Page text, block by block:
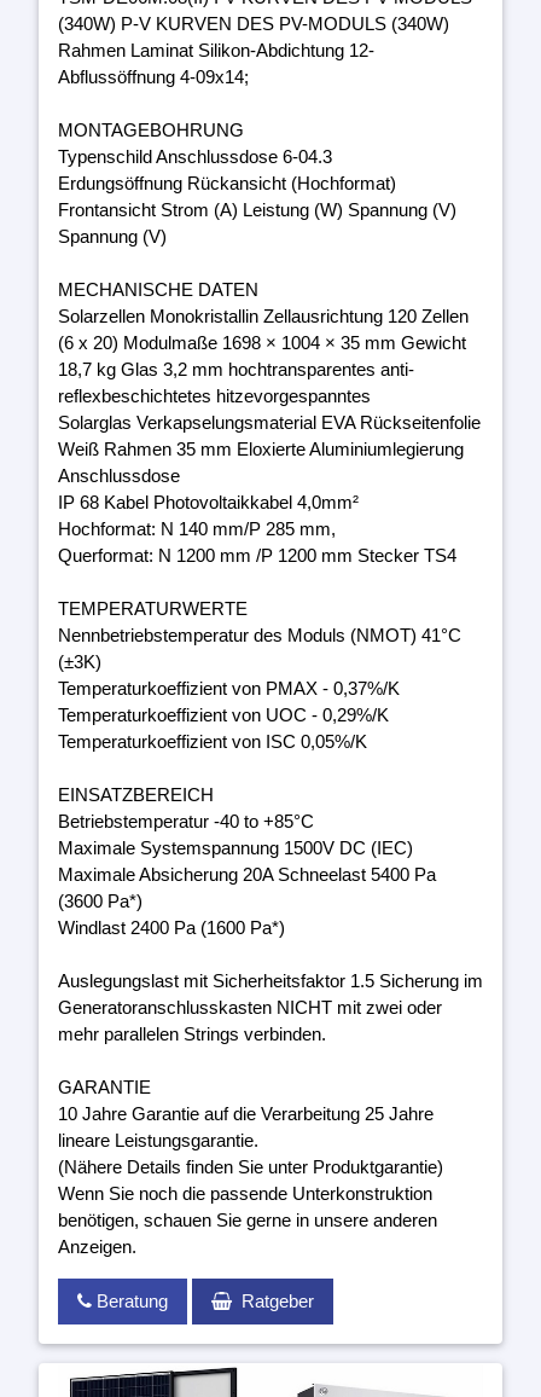
(340W) P-V KURVEN DES PV-MODULS (340W)
Rahmen Laminat Silikon-Abdichtung 12-
Abflussöffnung 4-09x14;
MONTAGEBOHRUNG
Typenschild Anschlussdose 6-04.3
Erdungsöffnung Rückansicht (Hochformat)
Frontansicht Strom (A) Leistung (W) Spannung (V)
Spannung (V)
MECHANISCHE DATEN
Solarzellen Monokristallin Zellausrichtung 120 Zellen
(6 x 20) Modulmaße 1698 × 1004 × 35 mm Gewicht
18,7 kg Glas 3,2 mm hochtransparentes anti-
reflexbeschichtetes hitzevorgespanntes
Solarglas Verkapselungsmaterial EVA Rückseitenfolie
Weiß Rahmen 35 mm Eloxierte Aluminiumlegierung
Anschlussdose
IP 68 Kabel Photovoltaikkabel 4,0mm²
Hochformat: N 140 mm/P 285 mm,
Querformat: N 1200 mm /P 1200 mm Stecker TS4
TEMPERATURWERTE
Nennbetriebstemperatur des Moduls (NMOT) 41°C
(±3K)
Temperaturkoeffizient von PMAX - 0,37%/K
Temperaturkoeffizient von UOC - 0,29%/K
Temperaturkoeffizient von ISC 0,05%/K
EINSATZBEREICH
Betriebstemperatur -40 to +85°C
Maximale Systemspannung 1500V DC (IEC)
Maximale Absicherung 20A Schneelast 5400 Pa
(3600 Pa*)
Windlast 2400 Pa (1600 Pa*)
Auslegungslast mit Sicherheitsfaktor 1.5 Sicherung im
Generatoranschlusskasten NICHT mit zwei oder
mehr parallelen Strings verbinden.
GARANTIE
10 Jahre Garantie auf die Verarbeitung 25 Jahre
lineare Leistungsgarantie.
(Nähere Details finden Sie unter Produktgarantie)
Wenn Sie noch die passende Unterkonstruktion
benötigen, schauen Sie gerne in unsere anderen
Anzeigen.
Beratung Ratgeber